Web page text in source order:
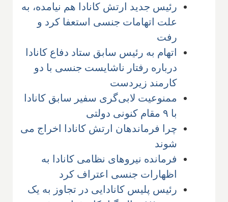
رئیس جدید ارتش کانادا هم نیامده، به
علت اتهامات جنسی استعفا کرد و
رفت
اتهام به رئیس سابق ستاد دفاع کانادا
درباره رفتار ناشایست جنسی با دو
کارمند زیردست
ممنوعیت لابی‌گری سفیر سابق کانادا
با ۹ مقام کنونی دولتی
چرا فرماندهان ارتش کانادا اخراج می
شوند
فرمانده نیروهای نظامی کانادا به
اظهارات جنسی اعتراف کرد
رئیس پلیس کانادایی در تجاوز به یک